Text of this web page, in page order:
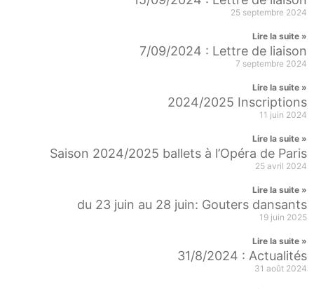
25 septembre 2024
Lire la suite »
7/09/2024 : Lettre de liaison
7 septembre 2024
Lire la suite »
2024/2025 Inscriptions
11 juin 2024
Lire la suite »
Saison 2024/2025 ballets à l’Opéra de Paris
25 avril 2024
Lire la suite »
du 23 juin au 28 juin: Gouters dansants
19 juin 2025
Lire la suite »
31/8/2024 : Actualités
31 août 2024